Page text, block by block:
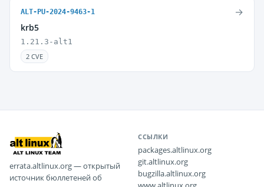
ALT-PU-2024-9463-1
krb5
1.21.3-alt1
2 CVE
→
errata.altlinux.org — открытый
источник бюллетеней об
ССЫЛКИ
packages.altlinux.org
git.altlinux.org
bugzilla.altlinux.org